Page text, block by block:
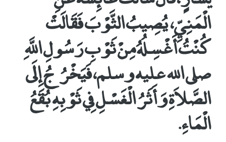
الْمَنِيِّ، يُصِيبُ الثَّوْبَ فَقَالَتْ
كُنْتُ أَغْسِلُهُ مِنْ ثَوْبِ رَسُولِ اللَّهِ
صلى الله عليه وسلم، فَيَخْرُجُ إِلَى
الصَّلاَةِ وَأَثَرُ الْغَسْلِ فِي ثَوْبِهِ بُقَعُ
الْمَاءِ‏.‏